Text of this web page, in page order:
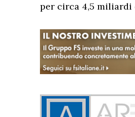
per circa 4,5